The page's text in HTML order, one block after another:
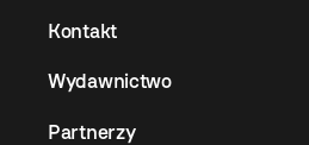
Kontakt
Wydawnictwo
Partnerzy